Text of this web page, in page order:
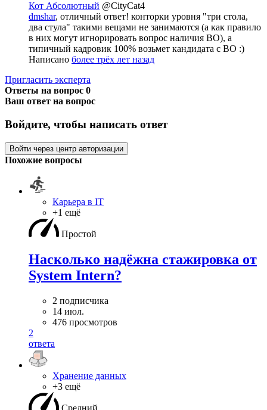
Кот Абсолютный @CityCat4
dmshar, отличный ответ! конторки уровня "три стола,
два стула" такими вещами не занимаются (а как правило
в них могут игнорировать вопрос наличия ВО), а
типичный кадровик 100% возьмет кандидата с ВО :)
Написано более трёх лет назад
Пригласить эксперта
Ответы на вопрос 0
Ваш ответ на вопрос
Войдите, чтобы написать ответ
Войти через центр авторизации
Похожие вопросы
Карьера в IT
+1 ещё
Простой
Насколько надёжна стажировка от
System Intern?
2 подписчика
14 июл.
476 просмотров
2
ответа
Хранение данных
+3 ещё
Средний